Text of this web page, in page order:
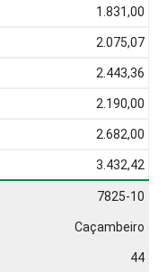
1.831,00
2.075,07
2.443,36
2.190,00
2.682,00
3.432,42
7825-10
Caçambeiro
44